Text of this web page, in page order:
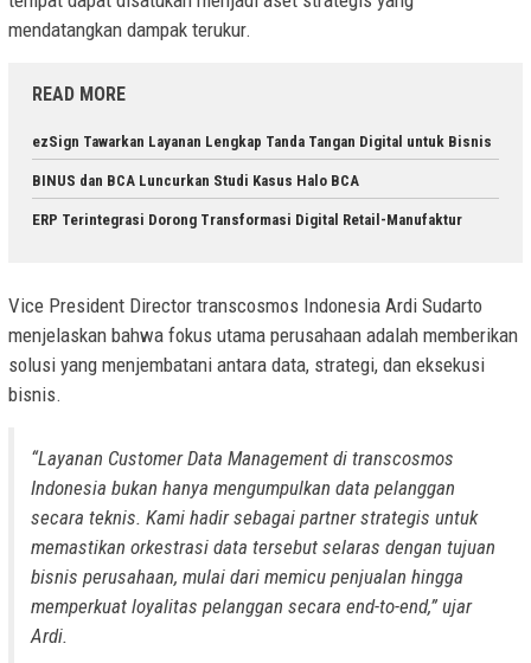
mendatangkan dampak terukur.
READ MORE
ezSign Tawarkan Layanan Lengkap Tanda Tangan Digital untuk Bisnis
BINUS dan BCA Luncurkan Studi Kasus Halo BCA
ERP Terintegrasi Dorong Transformasi Digital Retail-Manufaktur
Vice President Director transcosmos Indonesia Ardi Sudarto
menjelaskan bahwa fokus utama perusahaan adalah memberikan
solusi yang menjembatani antara data, strategi, dan eksekusi
bisnis.
“Layanan Customer Data Management di transcosmos
Indonesia bukan hanya mengumpulkan data pelanggan
secara teknis. Kami hadir sebagai partner strategis untuk
memastikan orkestrasi data tersebut selaras dengan tujuan
bisnis perusahaan, mulai dari memicu penjualan hingga
memperkuat loyalitas pelanggan secara end-to-end,” ujar
Ardi.